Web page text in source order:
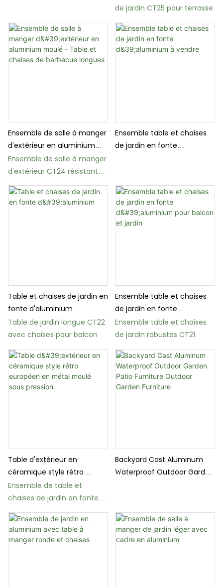
jardin
de jardin CT25 pour terrasse
Ensemble de salle à manger
d'extérieur en aluminium
moulé - Table et chaises de
barbecue longues
Ensemble de salle à manger
d'extérieur CT24 résistant
aux intempéries avec table
à barbecue au charbon de
bois
Ensemble table et chaises
de jardin en fonte
Table et chaises de jardin en
fonte d'aluminium
Table de jardin longue CT22
avec chaises pour balcon
Ensemble table et chaises
de jardin en fonte
d'aluminium pour balcon et
jardin
Ensemble table et chaises
de jardin robustes CT21
Table d'extérieur en
céramique style rétro
européen en métal moulé
sous pression
Ensemble de table et
chaises de jardin en fonte
d'aluminium CT20
Backyard Cast Aluminum
Waterproof Outdoor Garden